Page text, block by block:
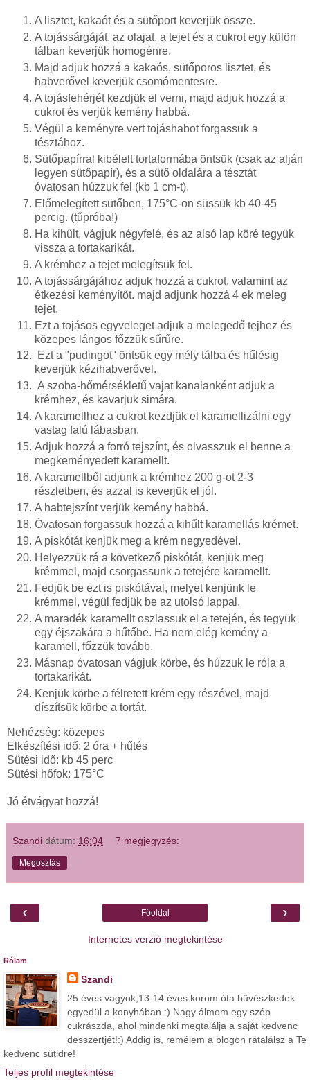
A lisztet, kakaót és a sütőport keverjük össze.
A tojássárgáját, az olajat, a tejet és a cukrot egy külön
tálban keverjük homogénre.
Majd adjuk hozzá a kakaós, sütőporos lisztet, és
habverővel keverjük csomómentesre.
A tojásfehérjét kezdjük el verni, majd adjuk hozzá a
cukrot és verjük kemény habbá.
Végül a keményre vert tojáshabot forgassuk a
tésztához.
Sütőpapírral kibélelt tortaformába öntsük (csak az alján
legyen sütőpapír), és a sütő oldalára a tésztát
óvatosan húzzuk fel (kb 1 cm-t).
Előmelegített sütőben, 175°C-on süssük kb 40-45
percig. (tűpróba!)
Ha kihűlt, vágjuk négyfelé, és az alsó lap köré tegyük
vissza a tortakarikát.
A krémhez a tejet melegítsük fel.
A tojássárgájához adjuk hozzá a cukrot, valamint az
étkezési keményítőt. majd adjunk hozzá 4 ek meleg
tejet.
Ezt a tojásos egyveleget adjuk a melegedő tejhez és
közepes lángos főzzük sűrűre.
Ezt a "pudingot" öntsük egy mély tálba és hűlésig
keverjük kézihabverővel.
A szoba-hőmérsékletű vajat kanalanként adjuk a
krémhez, és kavarjuk simára.
A karamellhez a cukrot kezdjük el karamellizálni egy
vastag falú lábasban.
Adjuk hozzá a forró tejszínt, és olvasszuk el benne a
megkeményedett karamellt.
A karamellből adjunk a krémhez 200 g-ot 2-3
részletben, és azzal is keverjük el jól.
A habtejszínt verjük kemény habbá.
Óvatosan forgassuk hozzá a kihűlt karamellás krémet.
A piskótát kenjük meg a krém negyedével.
Helyezzük rá a következő piskótát, kenjük meg
krémmel, majd csorgassunk a tetejére karamellt.
Fedjük be ezt is piskótával, melyet kenjünk le
krémmel, végül fedjük be az utolsó lappal.
A maradék karamellt oszlassuk el a tetején, és tegyük
egy éjszakára a hűtőbe. Ha nem elég kemény a
karamell, főzzük tovább.
Másnap óvatosan vágjuk körbe, és húzzuk le róla a
tortakarikát.
Kenjük körbe a félretett krém egy részével, majd
díszítsük körbe a tortát.
Nehézség: közepes
Elkészítési idő: 2 óra + hűtés
Sütési idő: kb 45 perc
Sütési hőfok: 175°C
Jó étvágyat hozzá!
Szandi dátum: 16:04 7 megjegyzés:
Megosztás
‹ ›
Főoldal
Internetes verzió megtekintése
Rólam
Szandi
25 éves vagyok,13-14 éves korom óta bűvészkedek
egyedül a konyhában.:) Nagy álmom egy szép
cukrászda, ahol mindenki megtalálja a saját kedvenc
desszertjét!:) Addig is, remélem a blogon rátalálsz a Te
kedvenc sütidre!
Teljes profil megtekintése